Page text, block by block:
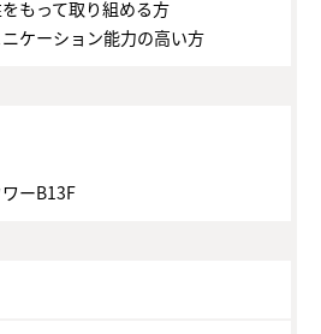
もって取り組める方
ケーション能力の高い方
ーB13F